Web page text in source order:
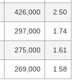
426,000 2.50
297,000 1.74
275,000 1.61
269,000 1.58